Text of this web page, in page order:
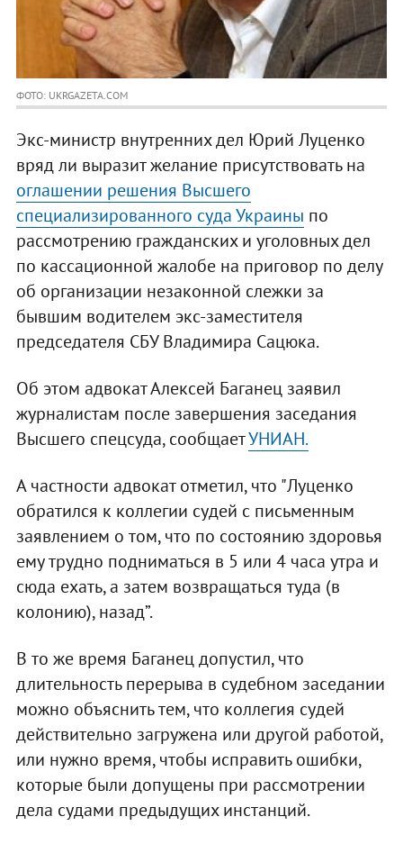
ФОТО: UKRGAZETA.COM
Экс-министр внутренних дел Юрий Луценко
вряд ли выразит желание присутствовать на
оглашении решения Высшего
специализированного суда Украины по
рассмотрению гражданских и уголовных дел
по кассационной жалобе на приговор по делу
об организации незаконной слежки за
бывшим водителем экс-заместителя
председателя СБУ Владимира Сацюка.
Об этом адвокат Алексей Баганец заявил
журналистам после завершения заседания
Высшего спецсуда, сообщаетУНИАН.
А частности адвокат отметил, что "Луценко
обратился к коллегии судей с письменным
заявлением о том, что по состоянию здоровья
ему трудно подниматься в 5 или 4 часа утра и
сюда ехать, а затем возвращаться туда (в
колонию), назад”.
В то же время Баганец допустил, что
длительность перерыва в судебном заседании
можно объяснить тем, что коллегия судей
действительно загружена или другой работой,
или нужно время, чтобы исправить ошибки,
которые были допущены при рассмотрении
дела судами предыдущих инстанций.